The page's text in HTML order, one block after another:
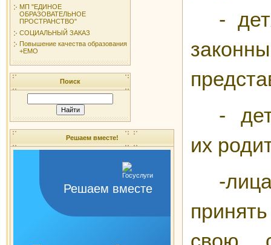
МП "ЕДИНОЕ
ОБРАЗОВАТЕЛЬНОЕ
ПРОСТРАНСТВО"
СОЦИАЛЬНЫЙ ЗАКАЗ
Повышение качества образования
+ЕМО
Поиск
Решаем вместе!
Решаем вместе
-
-
их
-